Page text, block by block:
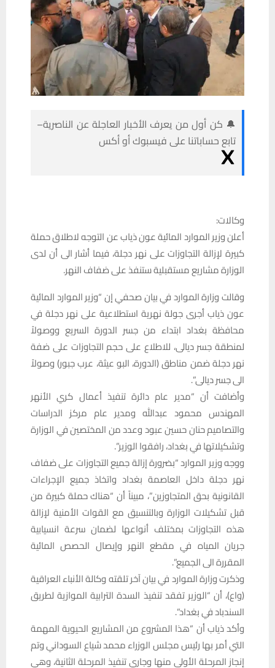
🔔 كن أول من يعرف الأخبار العاجلة عن الناصرية–
تابع حساباتنا على فيسبوك أو أكس
وكالات:
أعلن وزير الموارد المائية عون ذياب عن التوجه لاطلاق حملة
كبيرة لإزالة التجاوزات على نهر دجلة، فيما أشار الى أن لدى
الوزارة مشاريع مستقبلية ستنفذ على ضفاف النهر.
وقالت وزارة الموارد في بيان صحفي إن “وزير الموارد المائية
عون ذياب أجرى جولة نهرية استطلاعية على نهر دجلة في
محافظة بغداد ابتداء من جسر الدورة السريع ووصولاً
لمنطقة جسر ديالى، للاطلاع على حجم التجاوزات على ضفة
نهر دجلة ضمن مناطق (الدورة، البو عيثة، عرب جبور) وصولاً
الى جسر ديالى”.
وأضافت أن “مدير عام دائرة تنفيذ أعمال كري الأنهر
المهندس محمود عبدالله ومدير عام مركز الدراسات
والتصاميم حنان حسين عبود وعدد من المختصين في الوزارة
وتشكيلاتها في بغداد، رافقوا الوزير”.
ووجه وزير الموارد “بضرورة إزالة جميع التجاوزات على ضفاف
نهر دجلة داخل العاصمة بغداد واتخاذ جميع الإجراءات
القانونية بحق المتجاوزين”، مبيناً أن “هناك حملة كبيرة من
قبل تشكيلات الوزارة وبالتنسيق مع القوات الأمنية لإزالة
هذه التجاوزات بمختلف أنواعها لضمان سرعة انسيابية
جريان المياه في مقطع النهر وإيصال الحصص المائية
المقررة الى الجميع”.
وذكرت وزارة الموارد في بيان آخر تلقته وكالة الأنباء العراقية
(واع)، أن “الوزير تفقد تنفيذ السدة الترابية الموازية لطريق
السندباد في بغداد”.
وأكد ذياب أن “هذا المشروع من المشاريع الحيوية المهمة
التي أمر بها رئيس مجلس الوزراء محمد شياع السوداني وتم
إنجاز المرحلة الأولى منها وجاري تنفيذ المرحلة الثانية، وهي